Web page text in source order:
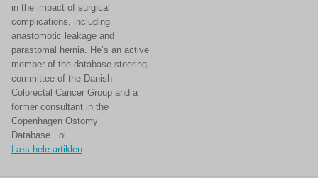
in the impact of surgical
complications, including
anastomotic leakage and
parastomal hernia. He’s an active
member of the database steering
committee of the Danish
Colorectal Cancer Group and a
former consultant in the
Copenhagen Ostomy
Database. ol
Læs hele artiklen